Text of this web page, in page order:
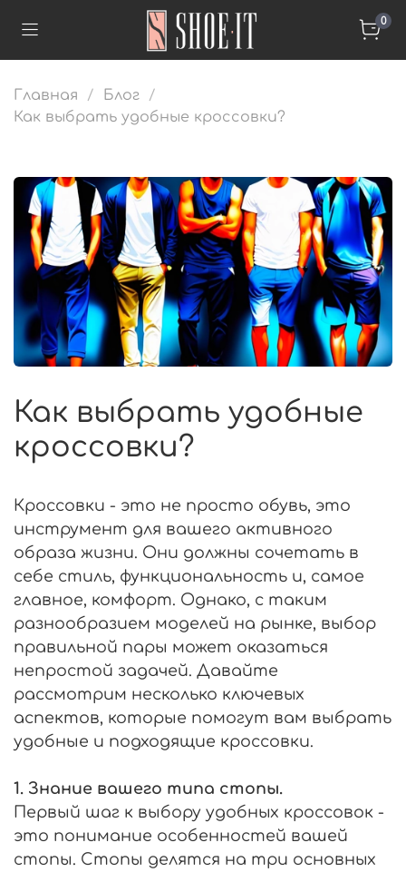
0
Главная
Блог
Как выбрать удобные кроссовки?
Как выбрать удобные
кроссовки?
Кроссовки - это не просто обувь, это
инструмент для вашего активного
образа жизни. Они должны сочетать в
себе стиль, функциональность и, самое
главное, комфорт. Однако, с таким
разнообразием моделей на рынке, выбор
правильной пары может оказаться
непростой задачей. Давайте
рассмотрим несколько ключевых
аспектов, которые помогут вам выбрать
удобные и подходящие кроссовки.
1. Знание вашего типа стопы.
Первый шаг к выбору удобных кроссовок -
это понимание особенностей вашей
стопы. Стопы делятся на три основных